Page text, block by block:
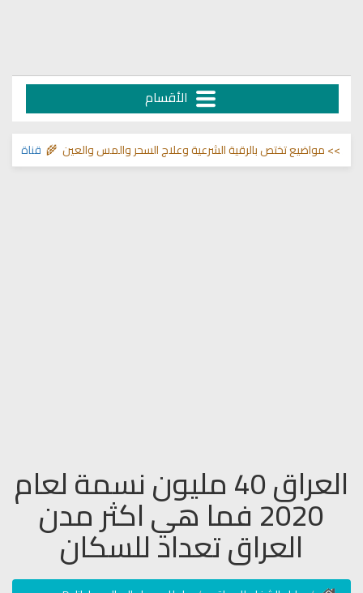
الأقسام
قناة وشفاء لماتختص بالرقية الشرعية وعلاج السحر والمس والعين 🌾
العراق 40 مليون نسمة لعام
2020 فما هي اكثر مدن
العراق تعداد للسكان